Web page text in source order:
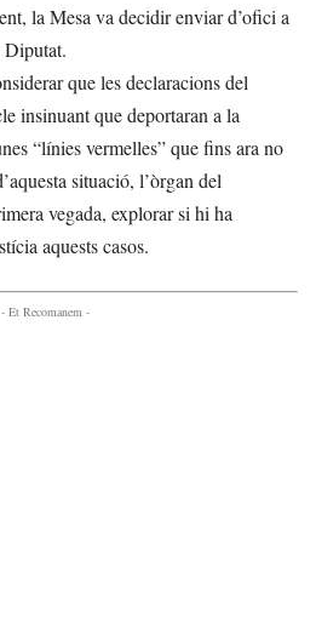
la Mesa va decidir enviar d’ofici a
Diputat.
que les declaracions del
insinuant que deportaran a la
“línies vermelles” que fins ara no
situació, l’òrgan del
vegada, explorar si hi ha
aquests casos.
- Et Recomanem -